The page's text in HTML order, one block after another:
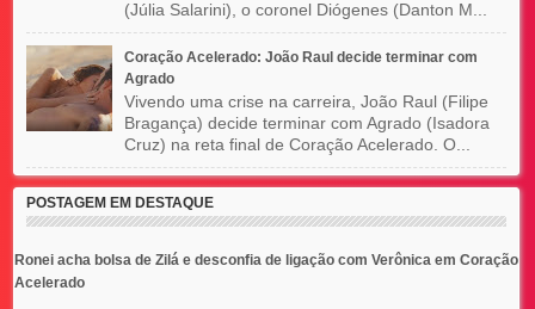
(Júlia Salarini), o coronel Diógenes (Danton M...
Coração Acelerado: João Raul decide terminar com
Agrado
Vivendo uma crise na carreira, João Raul (Filipe
Bragança) decide terminar com Agrado (Isadora
Cruz) na reta final de Coração Acelerado. O...
POSTAGEM EM DESTAQUE
Ronei acha bolsa de Zilá e desconfia de ligação com Verônica em Coração
Acelerado